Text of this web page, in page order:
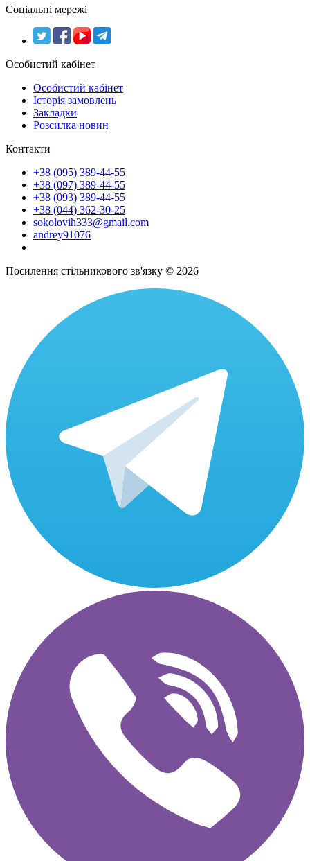
Соціальні мережі
Особистий кабінет
Особистий кабінет
Історія замовлень
Закладки
Розсилка новин
Контакти
+38 (095) 389-44-55
+38 (097) 389-44-55
+38 (093) 389-44-55
+38 (044) 362-30-25
sokolovih333@gmail.com
andrey91076
Посилення стільникового зв'язку © 2026